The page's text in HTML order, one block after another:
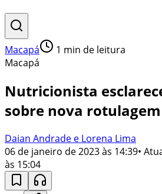
Macapá 1 min de leitura
Macapá
Nutricionista
sobre nova
Daian Andrade e Lorena Lima
06 de janeiro de 2023 às 14:39•
às 15:04